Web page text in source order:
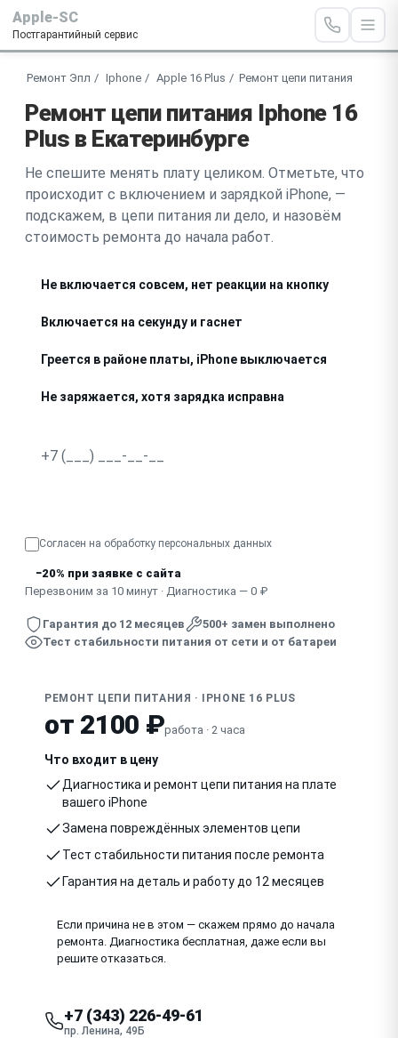
Apple-SC
Постгарантийный сервис
Ремонт Эпл Iphone Apple 16 Plus Ремонт цепи питания
Ремонт цепи питания Iphone 16
Plus в Екатеринбурге
Не спешите менять плату целиком. Отметьте, что
происходит с включением и зарядкой iPhone, —
подскажем, в цепи питания ли дело, и назовём
стоимость ремонта до начала работ.
Не включается совсем, нет реакции на кнопку
Включается на секунду и гаснет
Греется в районе платы, iPhone выключается
Не заряжается, хотя зарядка исправна
Согласен на обработку персональных данных
−20% при заявке с сайта
Перезвоним за 10 минут · Диагностика — 0 ₽
Гарантия до 12 месяцев
500+ замен выполнено
Тест стабильности питания от сети и от батареи
РЕМОНТ ЦЕПИ ПИТАНИЯ · IPHONE 16 PLUS
от 2100 ₽работа · 2 часа
Что входит в цену
Диагностика и ремонт цепи питания на плате
вашего iPhone
Замена повреждённых элементов цепи
Тест стабильности питания после ремонта
Гарантия на деталь и работу до 12 месяцев
Если причина не в этом — скажем прямо до начала
ремонта. Диагностика бесплатная, даже если вы
решите отказаться.
+7 (343) 226-49-61
пр. Ленина, 49Б